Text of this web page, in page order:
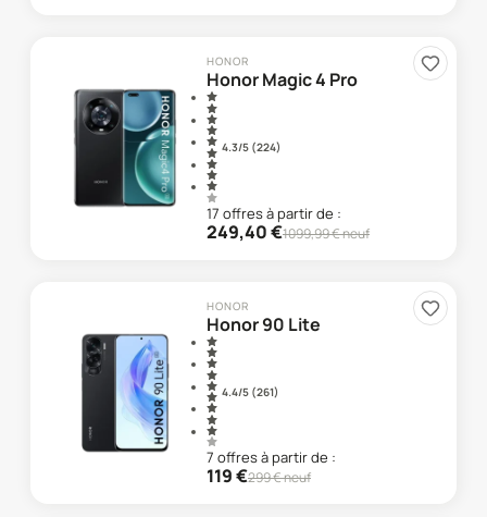
HONOR
Honor Magic 4 Pro
4.3/5 (224)
17 offresà partir de :
249,40€1099,99€ neuf
HONOR
Honor 90 Lite
4.4/5 (261)
7 offresà partir de :
119€299€ neuf